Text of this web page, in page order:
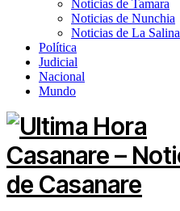
Noticias de Tamara
Noticias de Nunchia
Noticias de La Salina
Política
Judicial
Nacional
Mundo